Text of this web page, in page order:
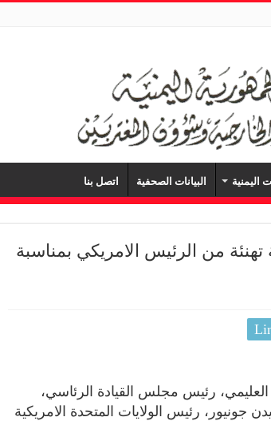
اليمنية البيانات الصحفية اتصل بنا
من الرئيس الامريكي بمناسبة
رئيس مجلس القيادة الرئاسي،
جونيور، رئيس الولايات المتحدة الامريكية